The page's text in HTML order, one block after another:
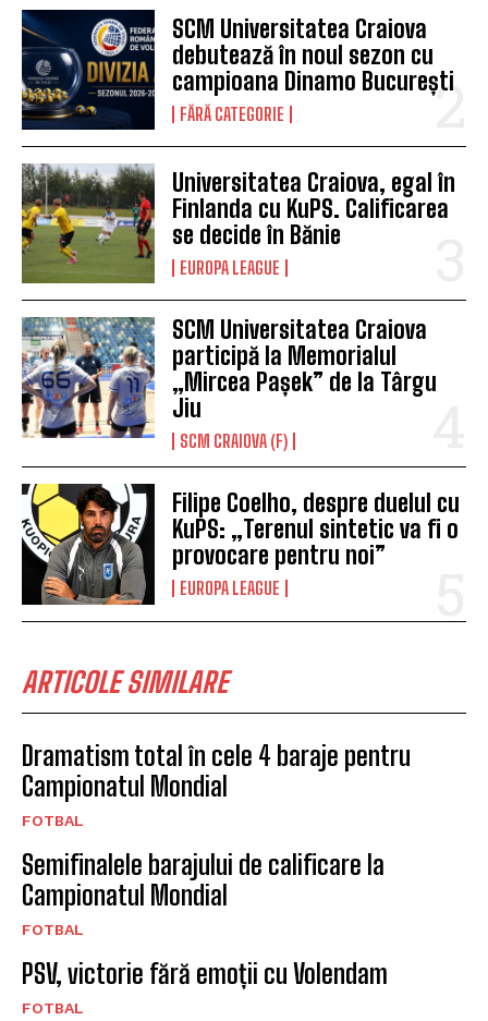
SCM Universitatea Craiova
debutează în noul sezon cu
campioana Dinamo București
FĂRĂ CATEGORIE
Universitatea Craiova, egal în
Finlanda cu KuPS. Calificarea
se decide în Bănie
EUROPA LEAGUE
SCM Universitatea Craiova
participă la Memorialul
„Mircea Pașek” de la Târgu
Jiu
SCM CRAIOVA (F)
Filipe Coelho, despre duelul cu
KuPS: „Terenul sintetic va fi o
provocare pentru noi”
EUROPA LEAGUE
ARTICOLE SIMILARE
Dramatism total în cele 4 baraje pentru
Campionatul Mondial
FOTBAL
Semifinalele barajului de calificare la
Campionatul Mondial
FOTBAL
PSV, victorie fără emoții cu Volendam
FOTBAL